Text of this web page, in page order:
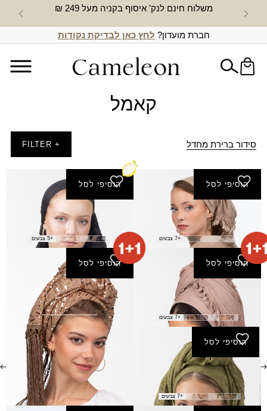
משלוח חינם לנק’ איסוף בקניה מעל 249 ₪ חדש
חברת מועדון? לחץ כאן לבדיקת נקודות
קאמל
סידור ברירת מחדל + FILTER
הוסיפי לסל
צעיף אביבה
₪50.00
+7 צבעים
הוסיפי לסל
צעיף אלעד
₪
40.00
+5 צבעים
הוסיפי לסל
צעיף אריה
₪70.00
+7 צבעים
הוסיפי לסל
צעיף בשורה
₪170.00
הוסיפי לסל
צעיף גבעתי
₪60.00
+7 צבעים